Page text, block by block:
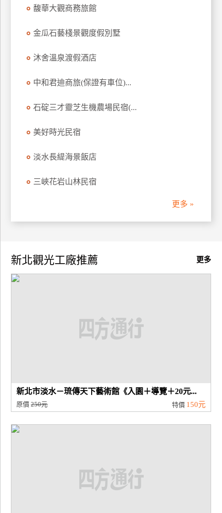
商
合
作
商
品
宣
馥華大觀商務旅館
金瓜石藝棧景觀度假別墅
沐舍溫泉渡假酒店
中和君迪商旅(保證有車位)...
石碇三才靈芝生機農場民宿(...
美好時光民宿
淡水長緹海景飯店
三峽花岩山林民宿
更多 »
更多
新北觀光工廠推薦
新北市淡水－琉傳天下藝術館《入園＋導覽＋20元...
原價250元 特價 150元